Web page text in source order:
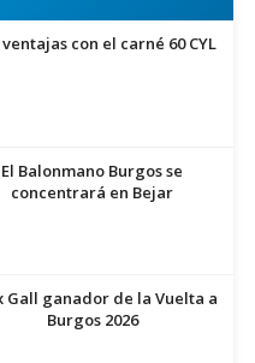
con el carné 60 CYL
El Balonmano Burgos se
concentrará en Bejar
Gall ganador de la Vuelta a
Burgos 2026